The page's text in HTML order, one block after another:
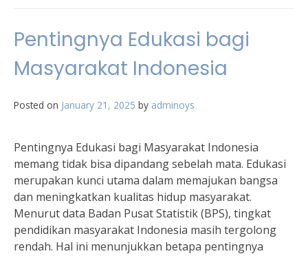
Pentingnya Edukasi bagi
Masyarakat Indonesia
Posted on January 21, 2025 by adminoys
Pentingnya Edukasi bagi Masyarakat Indonesia
memang tidak bisa dipandang sebelah mata. Edukasi
merupakan kunci utama dalam memajukan bangsa
dan meningkatkan kualitas hidup masyarakat.
Menurut data Badan Pusat Statistik (BPS), tingkat
pendidikan masyarakat Indonesia masih tergolong
rendah. Hal ini menunjukkan betapa pentingnya